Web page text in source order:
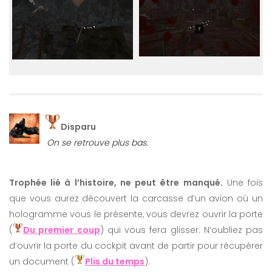
Disparu
On se retrouve plus bas.
Trophée lié à l’histoire, ne peut être manqué. Une fois
que vous aurez découvert la carcasse d’un avion où un
hologramme vous le présente, vous devrez ouvrir la porte
(
Du premier coup) qui vous fera glisser. N’oubliez pas
d’ouvrir la porte du cockpit avant de partir pour récupérer
un document (
Plis du temps).